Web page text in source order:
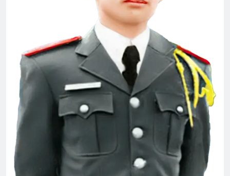
Anthony ‘s collections
2 Years Ago
Thông cáo BCH-TH
2 Years Ago
TIN VÀO MÙA XUÂN (Thiền Sư Mãn
3 Years Ago